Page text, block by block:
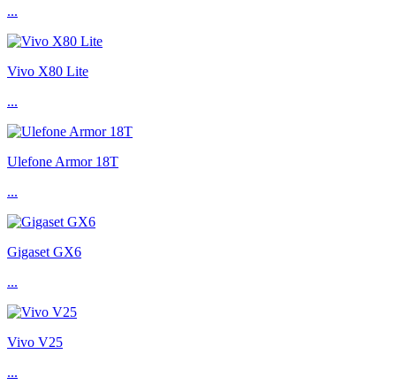
...
Vivo X80 Lite
...
Ulefone Armor 18T
...
Gigaset GX6
...
Vivo V25
...